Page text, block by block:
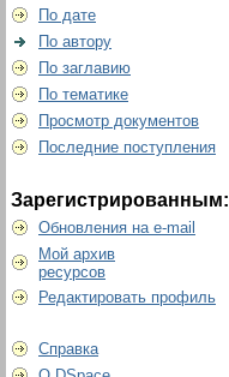
По дате
По автору
По заглавию
По тематике
Просмотр документов
Последние поступления
Зарегистрированным:
Обновления на e-mail
Мой архив
ресурсов
Редактировать профиль
Справка